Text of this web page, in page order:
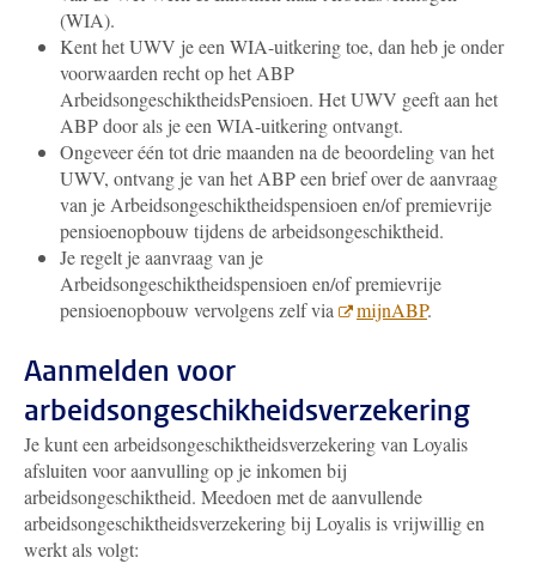
(WIA).
Kent het UWV je een WIA-uitkering toe, dan heb je onder
voorwaarden recht op het ABP
ArbeidsongeschiktheidsPensioen. Het UWV geeft aan het
ABP door als je een WIA-uitkering ontvangt.
Ongeveer één tot drie maanden na de beoordeling van het
UWV, ontvang je van het ABP een brief over de aanvraag
van je Arbeidsongeschiktheidspensioen en/of premievrije
pensioenopbouw tijdens de arbeidsongeschiktheid.
Je regelt je aanvraag van je
Arbeidsongeschiktheidspensioen en/of premievrije
pensioenopbouw vervolgens zelf via
mijnABP.
Aanmelden voor
arbeidsongeschikheidsverzekering
Je kunt een arbeidsongeschiktheidsverzekering van Loyalis
afsluiten voor aanvulling op je inkomen bij
arbeidsongeschiktheid. Meedoen met de aanvullende
arbeidsongeschiktheidsverzekering bij Loyalis is vrijwillig en
werkt als volgt: